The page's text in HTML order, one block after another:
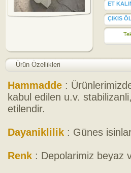
ET
ÇIKIS
Ürün Özellikleri
Hammadde :
kabul edilen u.v.
etilendir.
Dayaniklilik : Günes
Renk : Depolarimiz beyaz